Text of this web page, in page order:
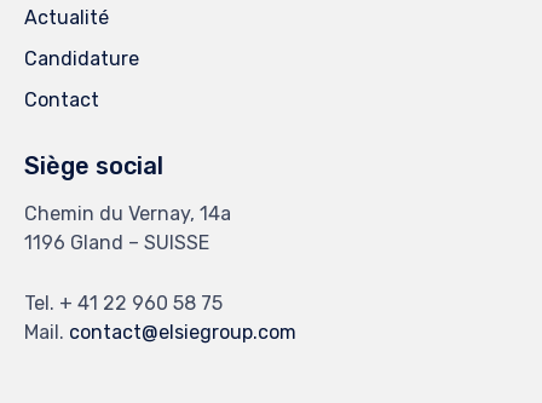
Actualité
Candidature
Contact
Siège social
Chemin du Vernay, 14a
1196 Gland – SUISSE
Tel. + 41 22 960 58 75
Mail. contact@elsiegroup.com